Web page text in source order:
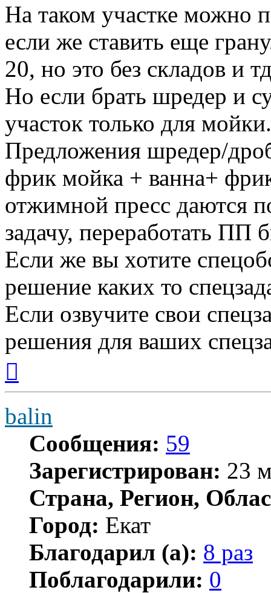
На таком участке можно
если же ставить еще
20, но это без складов и
Но если брать шредер и
участок только для мойки.
Предложения шредер/
фрик мойка + ванна+
отжимной пресс даются
задачу, переработать ПП
Если же вы хотите
решение каких то
Если озвучите свои
решения для ваших
началу
balin
Сообщения: 59
Зарегистрирован: 23
Страна, Регион,
Город: Екат
Благодарил (а): 8 раз
Поблагодарили: 0